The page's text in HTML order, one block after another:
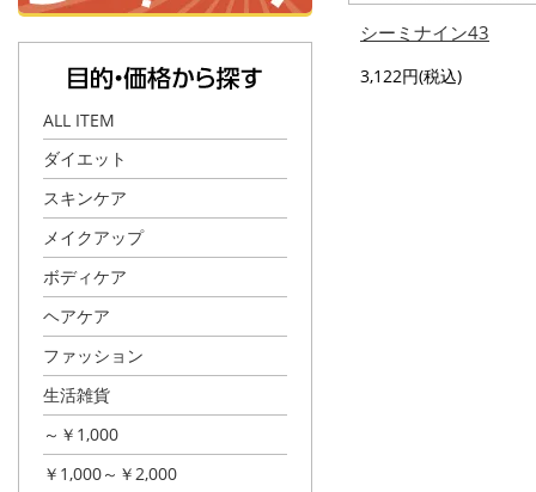
シーミナイン43
3,122円(税込)
ALL ITEM
ダイエット
スキンケア
メイクアップ
ボディケア
ヘアケア
ファッション
生活雑貨
～￥1,000
￥1,000～￥2,000